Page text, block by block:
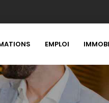
EMPLOI